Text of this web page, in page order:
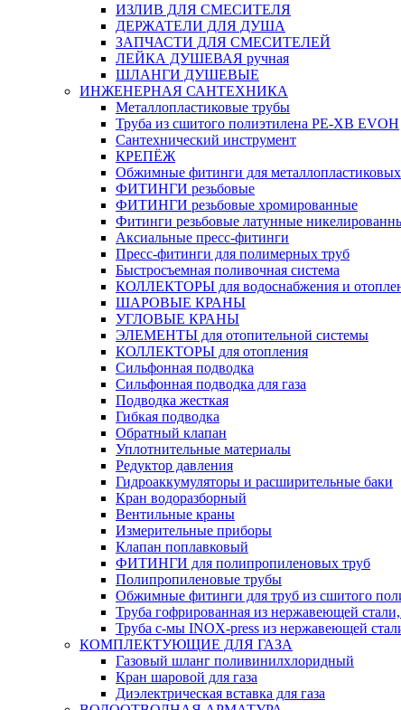
ИЗЛИВ ДЛЯ СМЕСИТЕЛЯ
ДЕРЖАТЕЛИ ДЛЯ ДУША
ЗАПЧАСТИ ДЛЯ СМЕСИТЕЛЕЙ
ЛЕЙКА ДУШЕВАЯ ручная
ШЛАНГИ ДУШЕВЫЕ
ИНЖЕНЕРНАЯ САНТЕХНИКА
Металлопластиковые трубы
Труба из сшитого полиэтилена PE-XB EVOH
Сантехнический инструмент
КРЕПЁЖ
Обжимные фитинги для
ФИТИНГИ резьбовые
ФИТИНГИ резьбовые хромированные
Фитинги резьбовые латунные
Аксиальные пресс-фитинги
Пресс-фитинги для полимерных труб
Быстросъемная поливочная система
КОЛЛЕКТОРЫ для водоснабжения и
ШАРОВЫЕ КРАНЫ
УГЛОВЫЕ КРАНЫ
ЭЛЕМЕНТЫ для отопительной системы
КОЛЛЕКТОРЫ для отопления
Сильфонная подводка
Cильфонная подводка для газа
Подводка жесткая
Гибкая подводка
Обратный клапан
Уплотнительные материалы
Редуктор давления
Гидроаккумуляторы и расширительные баки
Кран водоразборный
Вентильные краны
Измерительные приборы
Клапан поплавковый
ФИТИНГИ для полипропиленовых труб
Полипропиленовые трубы
Обжимные фитинги для труб из сшитого
Труба гофрированная из нержавеющей
Труба с-мы INOX-press из нержавеющей
КОМПЛЕКТУЮЩИЕ ДЛЯ ГАЗА
Газовый шланг поливинилхлоридный
Кран шаровой для газа
Диэлектрическая вставка для газа